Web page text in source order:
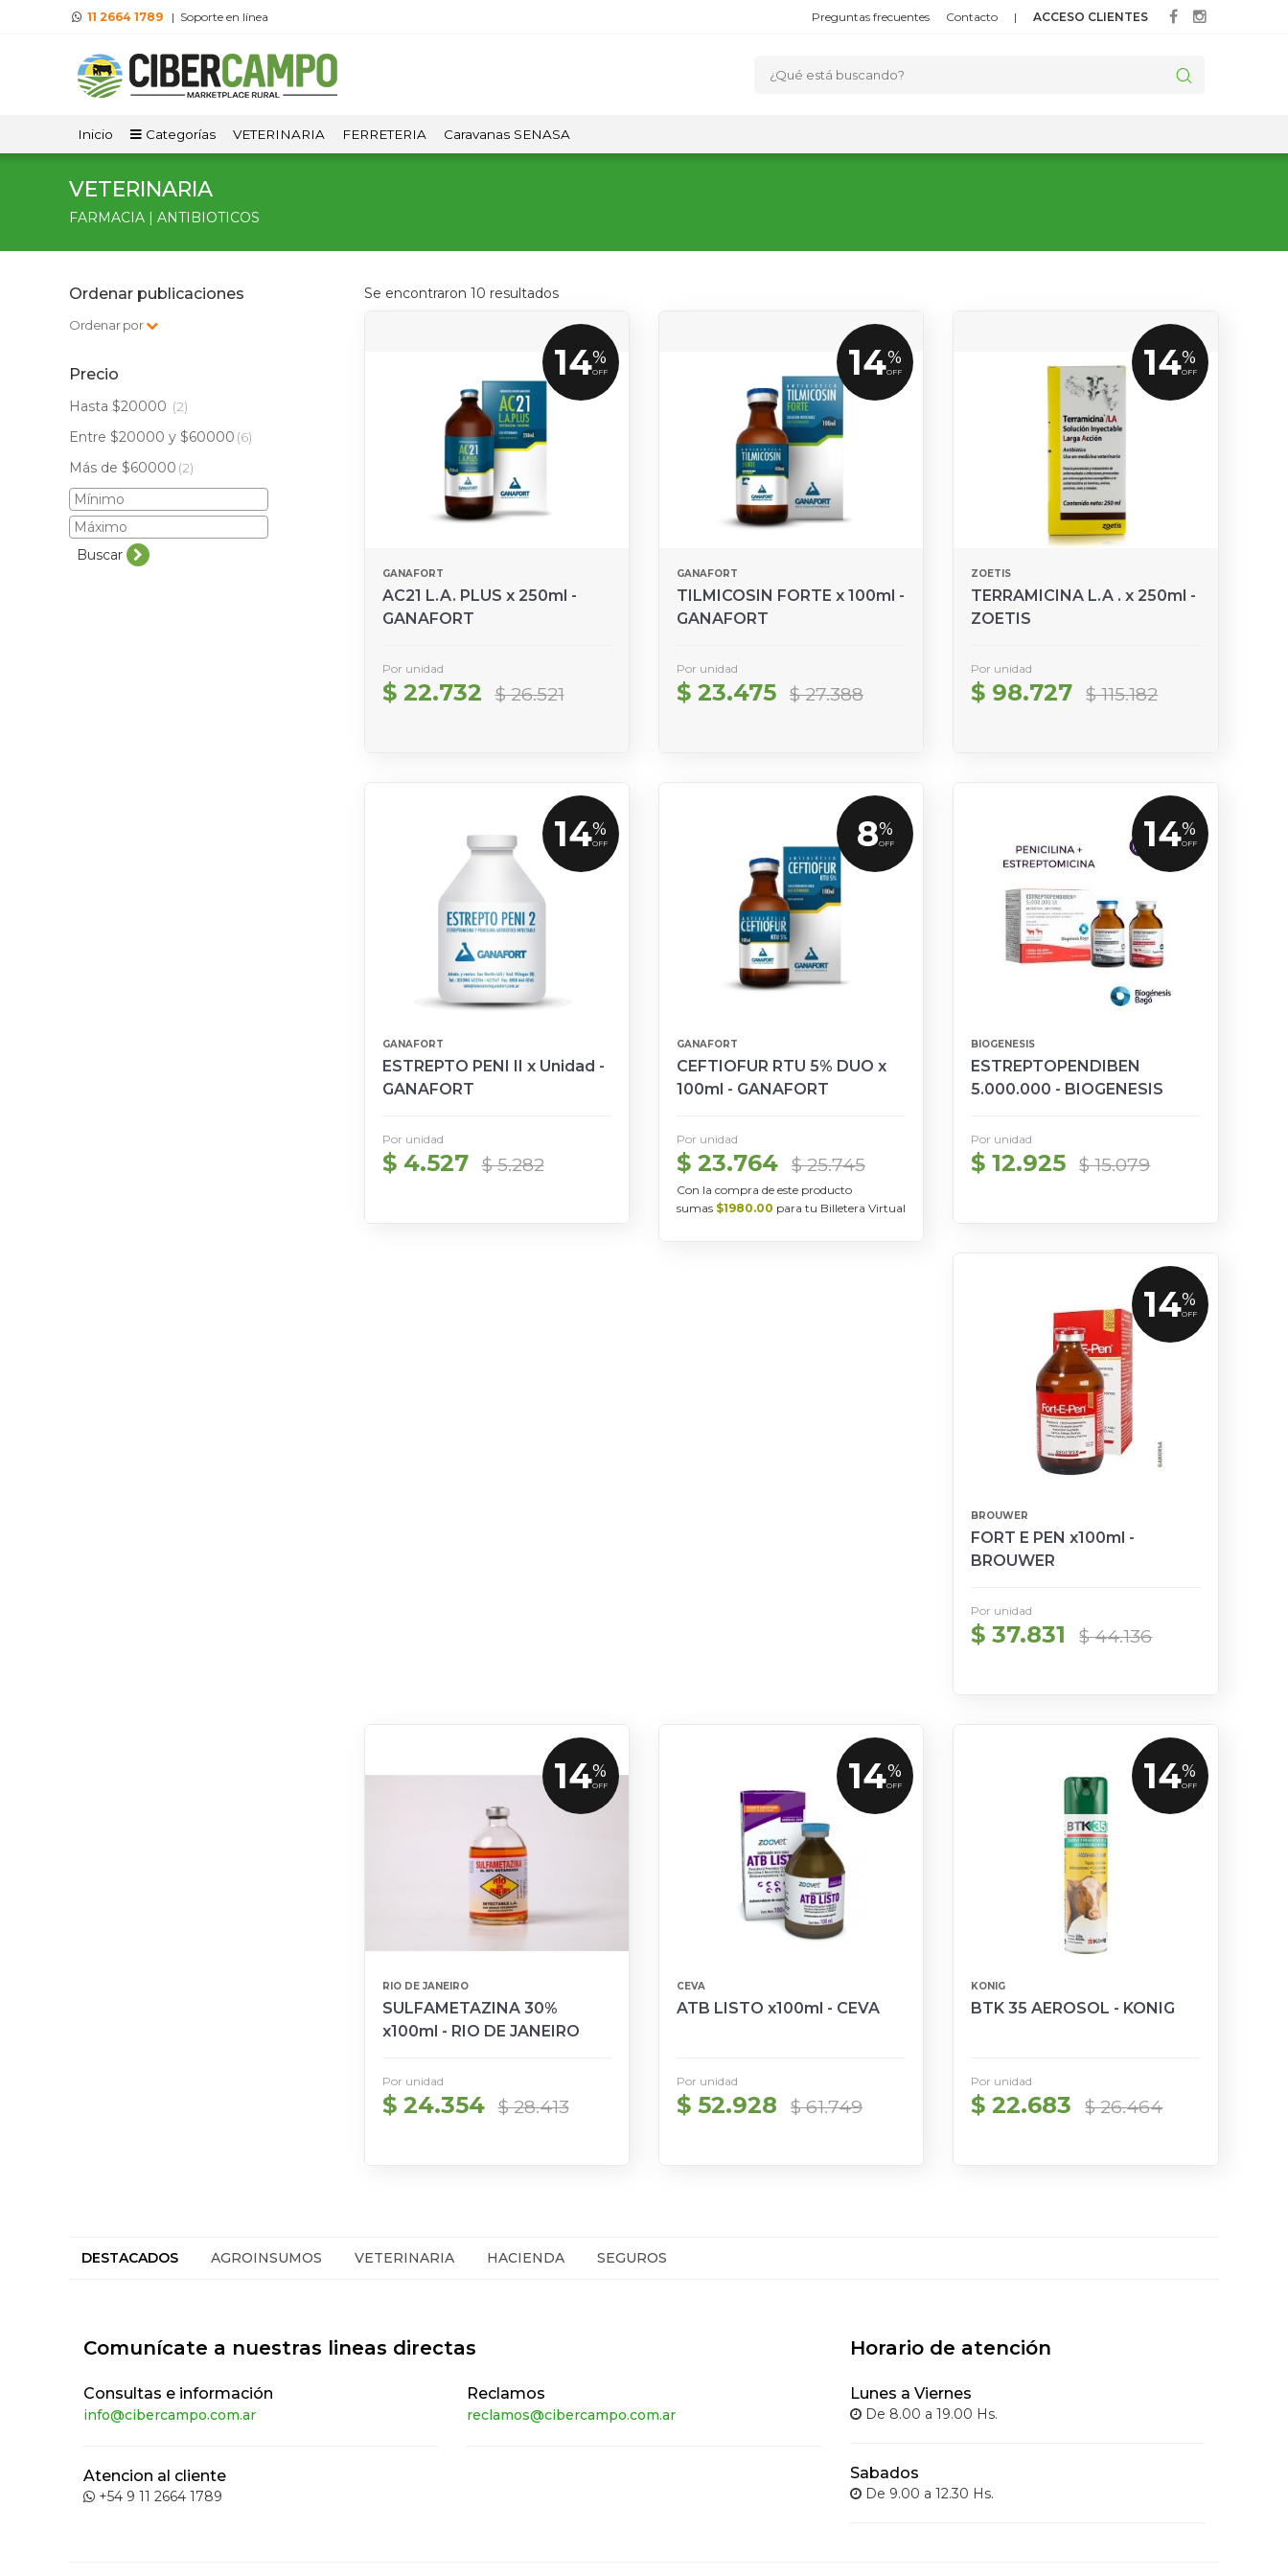
11 2664 1789 | Soporte en línea Preguntas frecuentes Contacto | ACCESO CLIENTES
Inicio Categorías VETERINARIA FERRETERIA Caravanas SENASA
VETERINARIA
FARMACIA | ANTIBIOTICOS
Ordenar publicaciones
Ordenar por
Precio
Hasta $20000 (2)
Entre $20000 y $60000 (6)
Más de $60000 (2)
Buscar
Se encontraron 10 resultados
14%
OFF
GANAFORT
AC21 L.A. PLUS x 250ml -
GANAFORT
Por unidad
$ 22.732 $ 26.521
14%
OFF
GANAFORT
TILMICOSIN FORTE x 100ml -
GANAFORT
Por unidad
$ 23.475 $ 27.388
14%
OFF
ZOETIS
TERRAMICINA L.A . x 250ml -
ZOETIS
Por unidad
$ 98.727 $ 115.182
14%
OFF
GANAFORT
ESTREPTO PENI II x Unidad -
GANAFORT
Por unidad
$ 4.527 $ 5.282
8%
OFF
GANAFORT
CEFTIOFUR RTU 5% DUO x
100ml - GANAFORT
Por unidad
$ 23.764 $ 25.745
Con la compra de este producto
sumas $1980.00 para tu Billetera Virtual
14%
OFF
BIOGENESIS
ESTREPTOPENDIBEN
5.000.000 - BIOGENESIS
Por unidad
$ 12.925 $ 15.079
14%
OFF
BROUWER
FORT E PEN x100ml -
BROUWER
Por unidad
$ 37.831 $ 44.136
14%
OFF
RIO DE JANEIRO
SULFAMETAZINA 30%
x100ml - RIO DE JANEIRO
Por unidad
$ 24.354 $ 28.413
14%
OFF
CEVA
ATB LISTO x100ml - CEVA
Por unidad
$ 52.928 $ 61.749
14%
OFF
KONIG
BTK 35 AEROSOL - KONIG
Por unidad
$ 22.683 $ 26.464
DESTACADOS AGROINSUMOS VETERINARIA HACIENDA SEGUROS
Comunícate a nuestras lineas directas
Consultas e información
info@cibercampo.com.ar
Atencion al cliente
+54 9 11 2664 1789
Reclamos
reclamos@cibercampo.com.ar
Horario de atención
Lunes a Viernes
De 8.00 a 19.00 Hs.
Sabados
De 9.00 a 12.30 Hs.